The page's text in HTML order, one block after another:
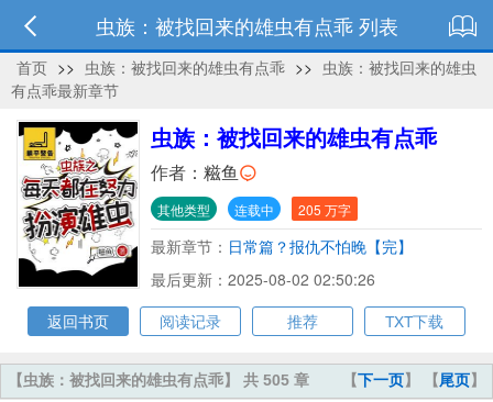
虫族：被找回来的雄虫有点乖 列表
首页 >> 虫族：被找回来的雄虫有点乖 >> 虫族：被找回来的雄虫
有点乖最新章节
虫族：被找回来的雄虫有点乖
作者： 糍鱼
其他类型 连载中 205 万字
最新章节： 日常篇？报仇不怕晚【完】
最后更新：2025-08-02 02:50:26
返回书页
阅读记录 推荐 TXT下载
【下一页】 【尾页】
【虫族：被找回来的雄虫有点乖】 共 505 章